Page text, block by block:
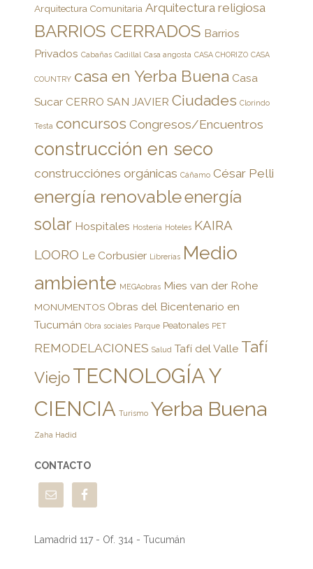
Arquitectura Comunitaria Arquitectura religiosa
BARRIOS CERRADOS Barrios
Privados Cabañas Cadillal Casa angosta CASA CHORIZO CASA
COUNTRY casa en Yerba Buena Casa
Sucar CERRO SAN JAVIER Ciudades Clorindo
Testa concursos Congresos/Encuentros
construcción en seco
construcciónes orgánicas Cáñamo César Pelli
energía renovableenergía
solar Hospitales Hostería Hoteles KAIRA
LOORO Le Corbusier Librerías Medio
ambiente MEGAobras Mies van der Rohe
MONUMENTOS Obras del Bicentenario en
Tucumán Obra sociales Parque Peatonales PET
REMODELACIONES Salud Tafí del Valle Tafí
ViejoTECNOLOGÍA Y
CIENCIA Turismo Yerba Buena
Zaha Hadid
CONTACTO
Lamadrid 117 - Of. 314 - Tucumán